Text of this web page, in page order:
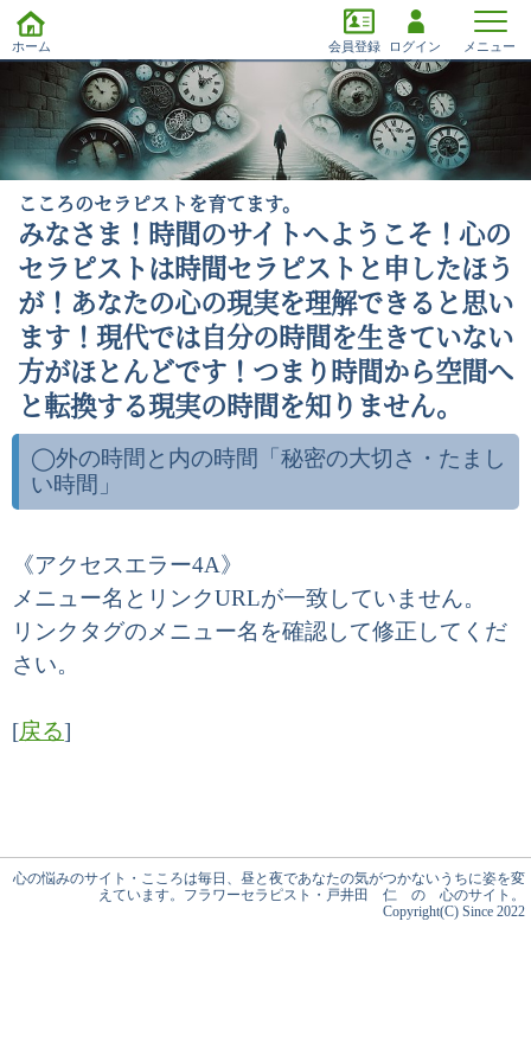
こころのセラピストを育てます。
みなさま！時間のサイトへようこそ！心の
セラピストは時間セラピストと申したほう
が！あなたの心の現実を理解できると思い
ます！現代では自分の時間を生きていない
方がほとんどです！つまり時間から空間へ
と転換する現実の時間を知りません。
◯外の時間と内の時間「秘密の大切さ・たまし
い時間」
《アクセスエラー4A》
メニュー名とリンクURLが一致していません。
リンクタグのメニュー名を確認して修正してくだ
さい。
[戻る]
心の悩みのサイト・こころは毎日、昼と夜であなたの気がつかないうちに姿を変
えています。フラワーセラピスト・戸井田 仁 の 心のサイト。
Copyright(C) Since 2022
ホーム 会員登録 ログイン メニュー